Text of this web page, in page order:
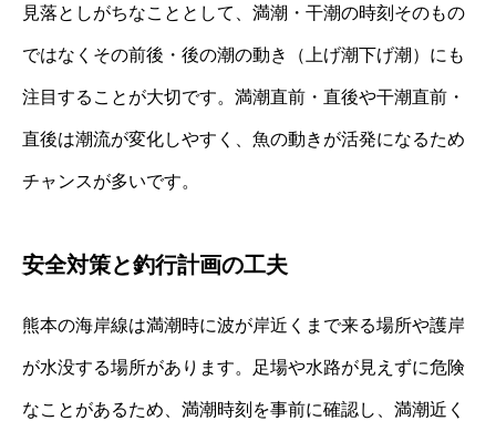
見落としがちなこととして、満潮・干潮の時刻そのもの
ではなくその前後・後の潮の動き（上げ潮下げ潮）にも
注目することが大切です。満潮直前・直後や干潮直前・
直後は潮流が変化しやすく、魚の動きが活発になるため
チャンスが多いです。
安全対策と釣行計画の工夫
熊本の海岸線は満潮時に波が岸近くまで来る場所や護岸
が水没する場所があります。足場や水路が見えずに危険
なことがあるため、満潮時刻を事前に確認し、満潮近く